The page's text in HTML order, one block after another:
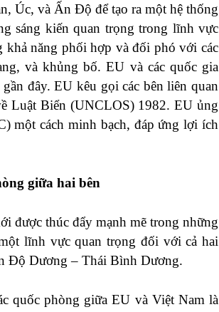
Úc, và Ấn Độ để tạo ra một hệ thống
sáng kiến quan trọng trong lĩnh vực
khả năng phối hợp và đối phó với các
và khủng bố. EU và các quốc gia
đây. EU kêu gọi các bên liên quan
Luật Biển (UNCLOS) 1982. EU ủng
một cách minh bạch, đáp ứng lợi ích
giữa hai bên
được thúc đẩy mạnh mẽ trong những
lĩnh vực quan trọng đối với cả hai
Độ Dương – Thái Bình Dương.
quốc phòng giữa EU và Việt Nam là